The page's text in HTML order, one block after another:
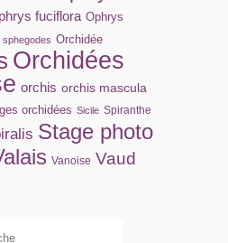
fuciflora Ophrys
Orchidée
Orchidées
orchis orchis mascula
orchidées Sicile Spiranthe
Stage photo
Vanoise Vaud